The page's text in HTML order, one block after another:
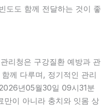
도도 함께 전달하는 것이 좋
리청은 구강질환 예방과 관
께 다루며, 정기적인 관리
년05월30일 09시31분
만이 아니라 충치와 잇몸 상